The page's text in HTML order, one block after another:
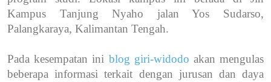
Kampus Tanjung Nyaho jalan Yos Sudarso,
Palangkaraya, Kalimantan Tengah.
Pada kesempatan ini blog giri-widodo akan mengulas
beberapa informasi terkait dengan jurusan dan daya